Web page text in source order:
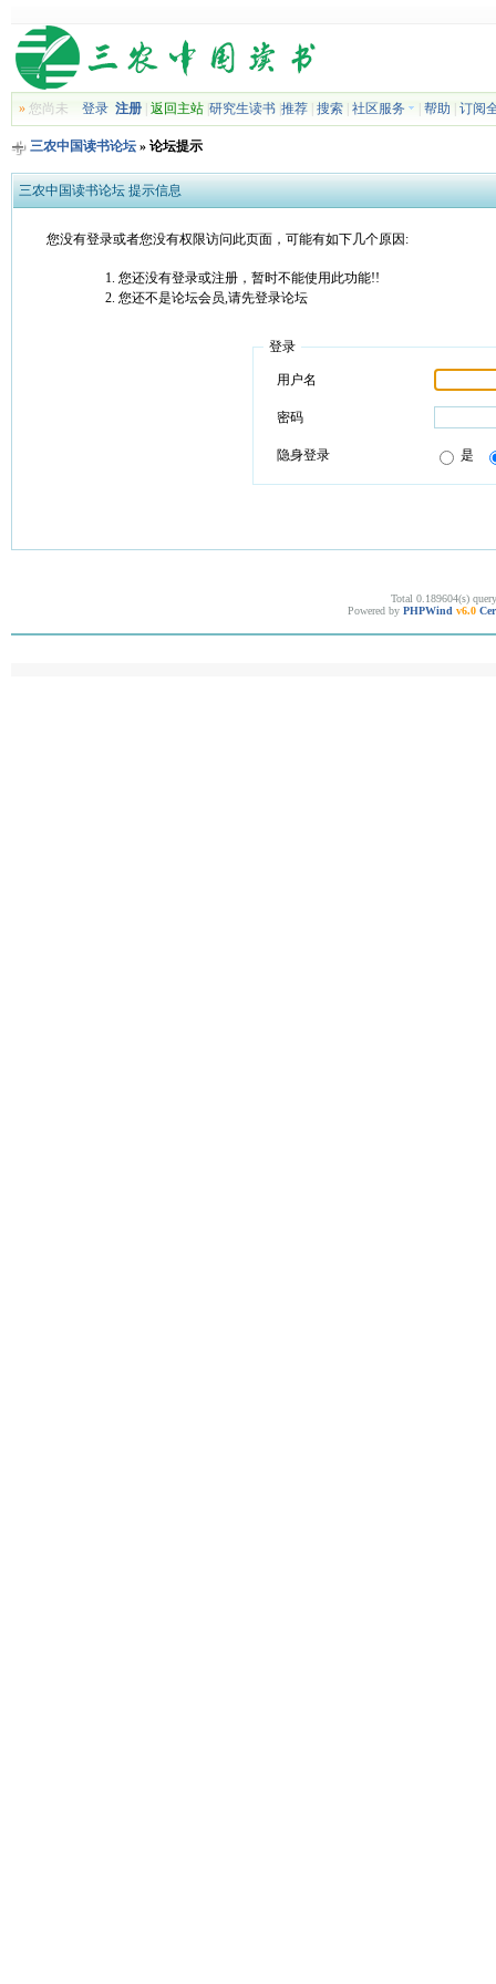
»您尚未 登录 注册| 返回主站| 研究生读书| 推荐| 搜索| 社区服务 帮助 订阅
三农中国读书论坛» 论坛提示
三农中国读书论坛 提示信息
您没有登录或者您没有权限访问此页面，可能有如下几个原因:
您还没有登录或注册，暂时不能使用此功能!!
您还不是论坛会员,请先登录论坛
登录
用户名
密码
隐身登录 是
Total 0.189604(s)
Powered by PHPWind v6.0